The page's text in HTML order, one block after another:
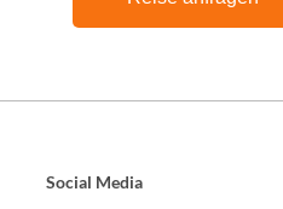
Social Media